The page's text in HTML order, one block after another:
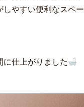
やすい便利なスペー
に仕上がりました